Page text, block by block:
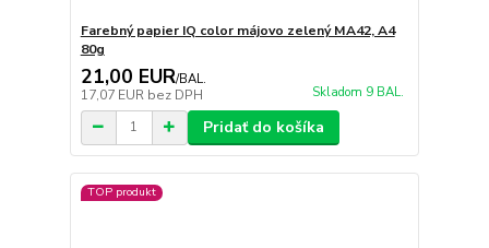
Farebný papier IQ color májovo zelený MA42, A4
80g
21,00 EUR/BAL.
17,07 EUR bez DPH Skladom 9 BAL.
Pridať do košíka
TOP produkt